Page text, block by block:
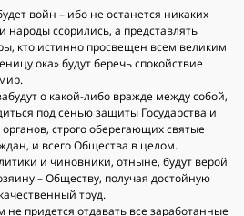
войн – ибо не останется никаких
народы ссорились, а представлять
кто истинно просвещен всем великим
ока» будут беречь спокойствие
о какой-либо вражде между собой,
под сенью защиты Государства и
строго оберегающих святые
и всего Общества в целом.
и чиновники, отныне, будут верой
– Обществу, получая достойную
труд.
не придется отдавать все заработанные